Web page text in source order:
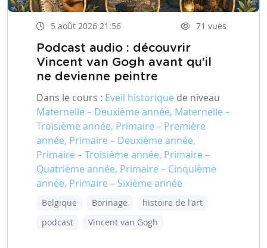
5 août 2026 21:56 71 vues
Podcast audio : découvrir
Vincent van Gogh avant qu'il
ne devienne peintre
Dans le cours : Eveil historique de niveau
Maternelle – Deuxième année, Maternelle –
Troisième année, Primaire – Première
année, Primaire – Deuxième année,
Primaire – Troisième année, Primaire –
Quatrième année, Primaire – Cinquième
année, Primaire – Sixième année
Belgique Borinage
histoire de l'art
podcast
Vincent van Gogh